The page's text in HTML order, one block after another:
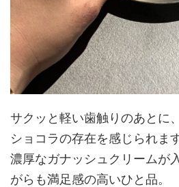
サクッと軽い歯触りのあとに
ショコラの存在を感じられま
濃厚なガナッシュクリームが
がらも満足感の高いひと品。